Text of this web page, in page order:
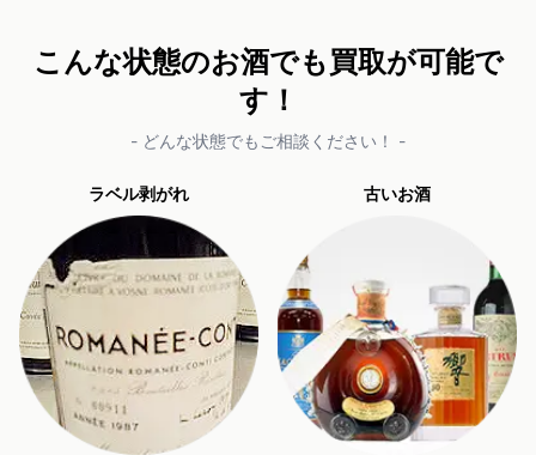
こんな状態のお酒でも買取が可能で
す！
- どんな状態でもご相談ください！ -
ラベル剥がれ 古いお酒